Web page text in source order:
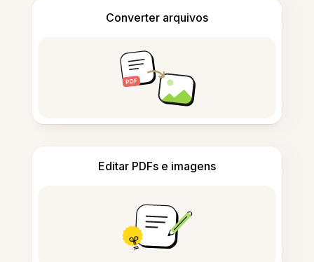
Converter arquivos
Editar PDFs e imagens